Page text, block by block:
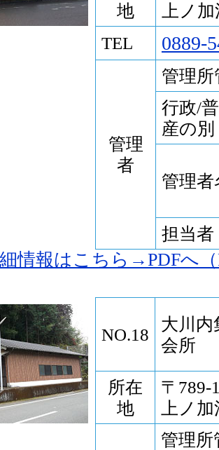
地
上ノ
TEL
0889-
管理
者
管理所
行政/
産の別
管理者
担当者
情報はこちら→PDFへ（
NO.18
大川内
会所
所在
地
〒
上ノ
管理所